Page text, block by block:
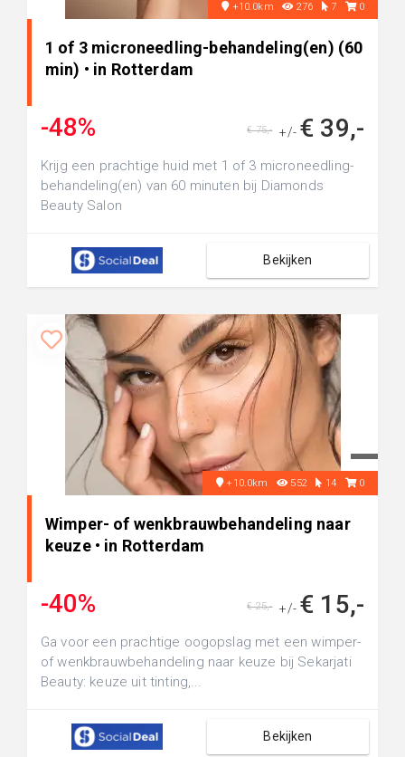
+10.0km 276 7 0
1 of 3 microneedling-behandeling(en) (60
min) • in Rotterdam
-48% +/- € 39,-
€ 75,-
Krijg een prachtige huid met 1 of 3 microneedling-
behandeling(en) van 60 minuten bij Diamonds
Beauty Salon
Bekijken
+10.0km 552 14 0
Wimper- of wenkbrauwbehandeling naar
keuze • in Rotterdam
-40% +/- € 15,-
€ 25,-
Ga voor een prachtige oogopslag met een wimper-
of wenkbrauwbehandeling naar keuze bij Sekarjati
Beauty: keuze uit tinting,...
Bekijken